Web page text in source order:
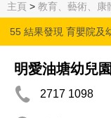
主頁 > 教育、藝術、康
55 結果發現 育嬰院及
明愛油塘幼兒園
2717 1098